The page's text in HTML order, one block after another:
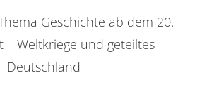
Geschichte ab dem 20.
– Weltkriege und geteiltes
Deutschland